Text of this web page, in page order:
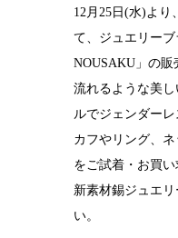
結婚10
の錫
観光×
ラン
医療
ケア
12月25日(水)より
て、ジュエリーブ
NOUSAKU」の販
流れるような美
ルでジェンダー
カフやリング、
をご試着・お買い
新素材錫ジュエ
い。